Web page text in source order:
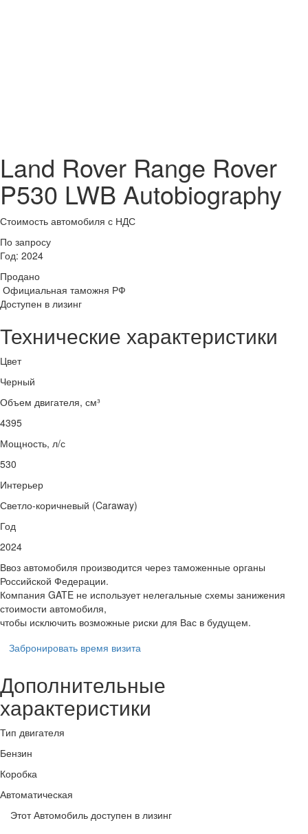
Land Rover Range Rover
P530 LWB Autobiography
Стоимость автомобиля с НДС
По запросу
Год: 2024
Продано
Официальная таможня РФ
Доступен в лизинг
Технические характеристики
Цвет
Черный
Объем двигателя, см³
4395
Мощность, л/с
530
Интерьер
Светло-коричневый (Caraway)
Год
2024
Ввоз автомобиля производится через таможенные органы
Российской Федерации.
Компания GATE не использует нелегальные схемы занижения
стоимости автомобиля,
чтобы исключить возможные риски для Вас в будущем.
Забронировать время визита
Дополнительные
характеристики
Тип двигателя
Бензин
Коробка
Автоматическая
Этот Автомобиль доступен в лизинг